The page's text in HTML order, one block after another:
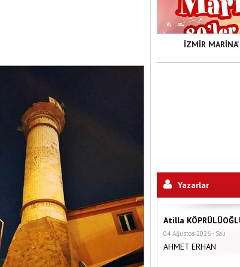
İZMİR
Yazarlar
Atilla
04 Ağustos 2026 - Salı
AHMET ERHAN